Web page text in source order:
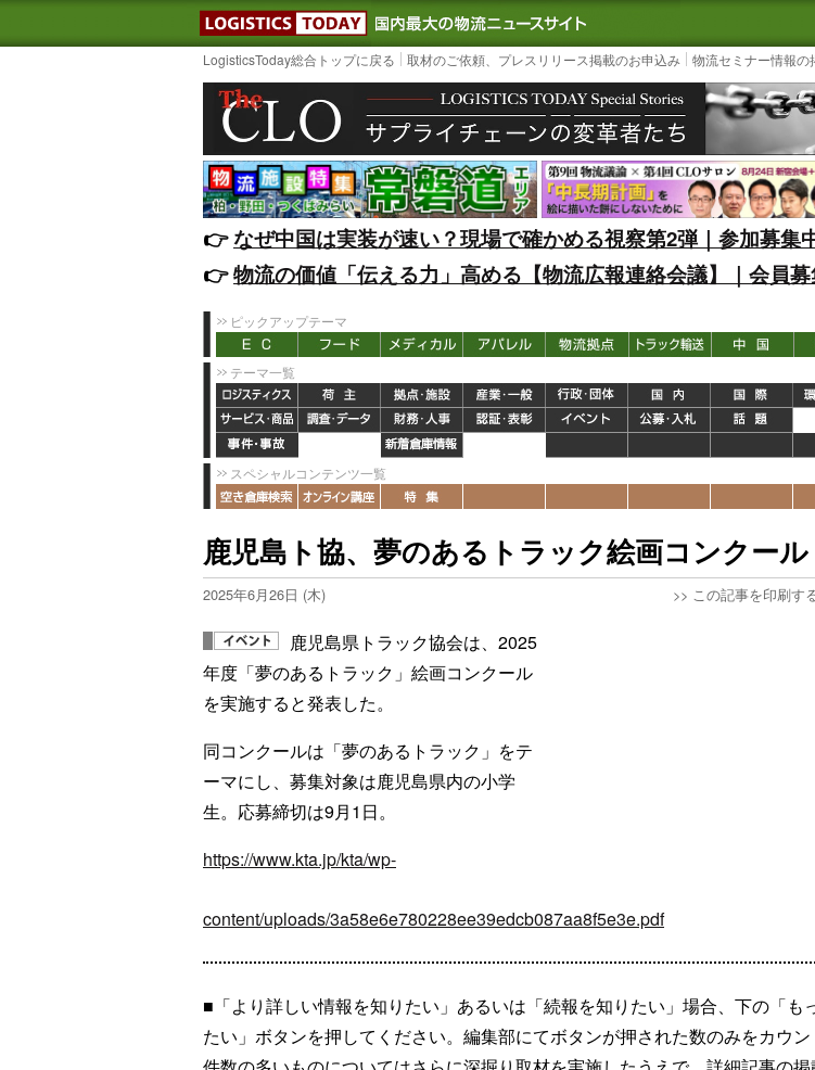
LOGISTICS TODAY｜国内最大の物流ニュースサイト
3PL, SCMなど
LogisticsToday総合トップに戻る 取材のご依頼、プレスリリース掲載のお申込み 物流セミナー情報の
👉️なぜ中国は実装が速い？現場で確かめる視察第2弾｜参加募集
👉️物流の価値「伝える力」高める【物流広報連絡会議】｜会員
ピックアップテーマ
テーマ一覧
スペシャルコンテンツ一覧
鹿児島ト協、夢のあるトラック絵画コンクール
2025年6月26日 (木) >> この記事を印刷す
鹿児島県トラック協会は、2025
年度「夢のあるトラック」絵画コンクール
を実施すると発表した。
同コンクールは「夢のあるトラック」をテ
ーマにし、募集対象は鹿児島県内の小学
生。応募締切は9月1日。
https://www.kta.jp/kta/wp-
content/uploads/3a58e6e780228ee39edcb087aa8f5e3e.pdf
■「より詳しい情報を知りたい」あるいは「続報を知りたい」場合、下の「も
たい」ボタンを押してください。編集部にてボタンが押された数のみをカウン